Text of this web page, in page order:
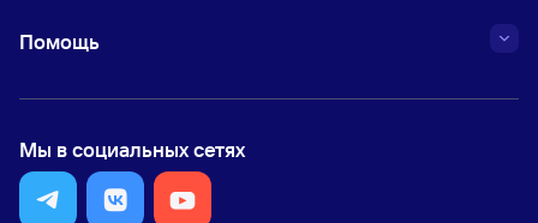
Помощь
Мы в социальных сетях